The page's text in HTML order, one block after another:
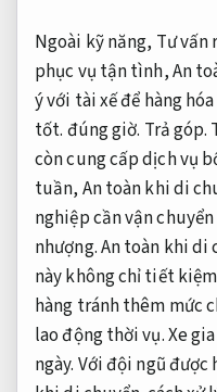
Ngoài kỹ năng, Tư vấn
phục vụ tận tình,An
ý với tài xế để hàng
tốt. đúng giờ. Trả góp.
còn cung cấp dịch vụ
tuần, An toàn khi di
nghiệp cần vận
nhượng.An toàn khi di
này không chỉ tiết
hàng tránh thêm mức
lao động thời vụ.Xe
ngày. Với đội ngũ